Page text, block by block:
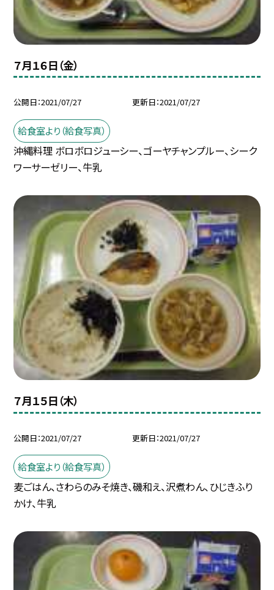
７月１６日（金）
公開日 2021/07/27 更新日 2021/07/27
給食室より（給食写真）
沖縄料理 ボロボロジューシー、ゴーヤチャンプルー、シーク
ワーサーゼリー、牛乳
７月１５日（木）
公開日 2021/07/27 更新日 2021/07/27
給食室より（給食写真）
麦ごはん、さわらのみそ焼き、磯和え、沢煮わん、ひじきふり
かけ、牛乳